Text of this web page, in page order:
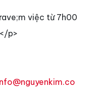
việc từ 7h00
p>